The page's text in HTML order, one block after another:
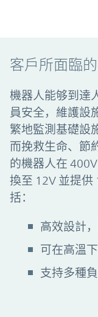
客戶所面臨
機器人能够到達
員安全，維護設
繁地監測基礎設
而挽救生命、節
的機器人在
換至 12V 並提供
括：
高效設計
可在高溫
支持多種